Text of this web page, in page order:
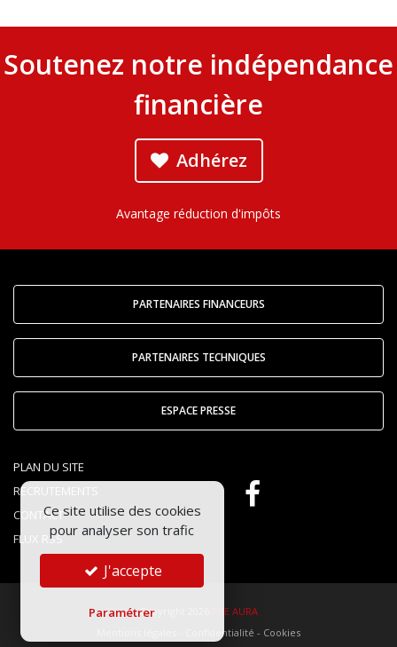
Soutenez notre indépendance
financière
Adhérez
Avantage réduction d'impôts
PARTENAIRES FINANCEURS
PARTENAIRES TECHNIQUES
ESPACE PRESSE
PLAN DU SITE
RECRUTEMENTS
CONTACT
FLUX RSS
Copyright 2026
FNE AURA
Confidentialité - Cookies
Ce site utilise des cookies
pour analyser son trafic
J'accepte
Paramétrer